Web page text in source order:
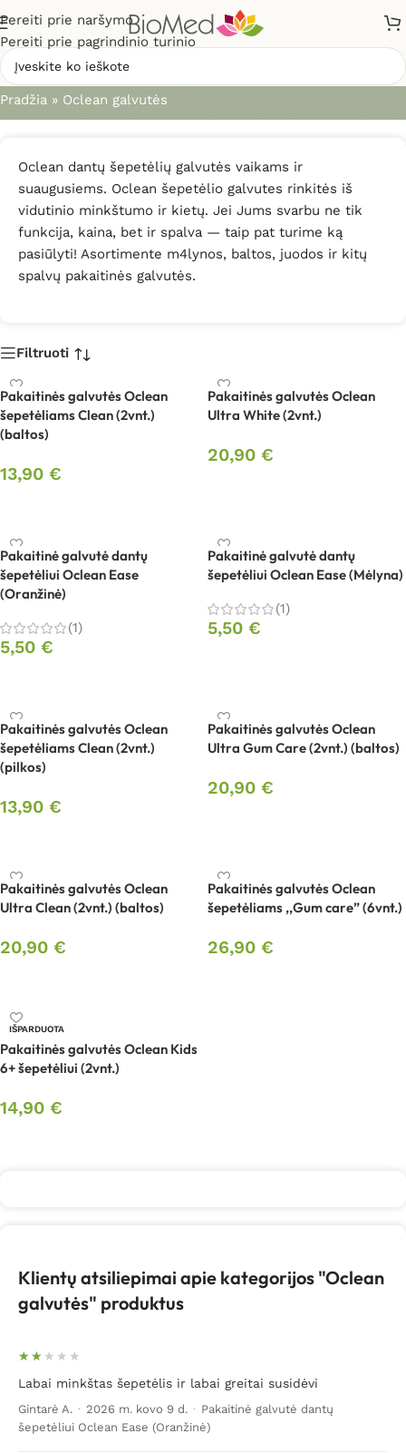
Pereiti prie naršymo
Pereiti prie pagrindinio turinio
Oclean galvutės
Pradžia » Oclean galvutės
Oclean dantų šepetėlių galvutės vaikams ir
suaugusiems. Oclean šepetėlio galvutes rinkitės iš
vidutinio minkštumo ir kietų. Jei Jums svarbu ne tik
funkcija, kaina, bet ir spalva — taip pat turime ką
pasiūlyti! Asortimente m4lynos, baltos, juodos ir kitų
spalvų pakaitinės galvutės.
Filtruoti
Pakaitinės galvutės Oclean
šepetėliams Clean (2vnt.)
(baltos)
13,90 €
Pakaitinės galvutės Oclean
Ultra White (2vnt.)
20,90 €
Pakaitinė galvutė dantų
šepetėliui Oclean Ease
(Oranžinė)
(1)
5,50 €
Pakaitinė galvutė dantų
šepetėliui Oclean Ease (Mėlyna)
(1)
5,50 €
Pakaitinės galvutės Oclean
šepetėliams Clean (2vnt.)
(pilkos)
13,90 €
Pakaitinės galvutės Oclean
Ultra Gum Care (2vnt.) (baltos)
20,90 €
Pakaitinės galvutės Oclean
Ultra Clean (2vnt.) (baltos)
20,90 €
Pakaitinės galvutės Oclean
šepetėliams ,,Gum care” (6vnt.)
26,90 €
IŠPARDUOTA
Pakaitinės galvutės Oclean Kids
6+ šepetėliui (2vnt.)
14,90 €
Klientų atsiliepimai apie kategorijos "Oclean
galvutės" produktus
Labai minkštas šepetėlis ir labai greitai susidėvi
Gintarė A. · 2026 m. kovo 9 d. · Pakaitinė galvutė dantų
šepetėliui Oclean Ease (Oranžinė)